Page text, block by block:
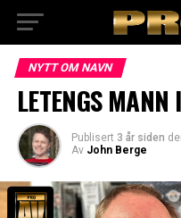
NYTT OM NAVN
LETENGS
Publisert 3 år siden
Av John Berge